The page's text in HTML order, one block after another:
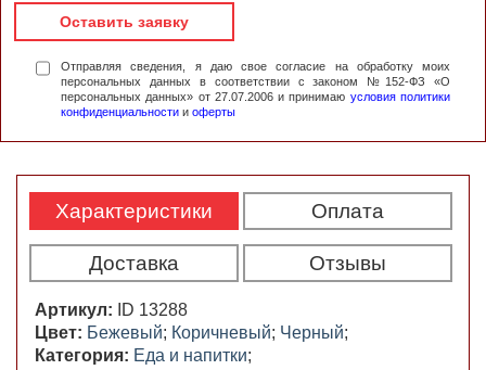
Оставить заявку
Отправляя сведения, я даю свое согласие на обработку моих
персональных данных в соответствии с законом №152-ФЗ «О
персональных данных» от 27.07.2006 и принимаю условия политики
конфиденциальности и оферты
Характеристики Оплата
Доставка Отзывы
Артикул:
ID 13288
Цвет: Бежевый; Коричневый; Черный;
Категория: Еда и напитки;